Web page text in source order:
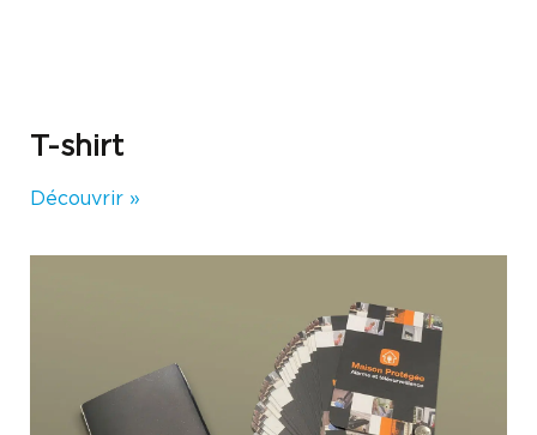
T-shirt
Découvrir »